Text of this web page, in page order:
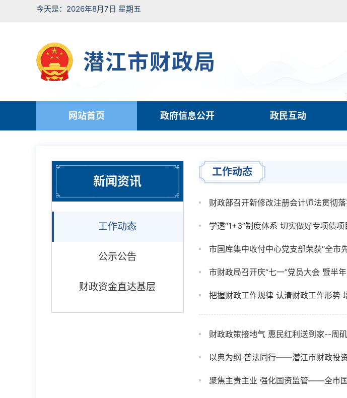
今天是：2026年8月7日 星期五
潜江市财政局
网站首页 政府信息公开 政民互动
新闻资讯
工作动态
公示公告
财政资金直达基层
工作动态
财政部召开新修改注册会计师法贯彻
学透“1+3”制度体系 切实做好专项债
市国库集中收付中心党支部荣获“全市
市财政局召开庆“七一”党员大会 暨半
把握财政工作规律 认清财政工作形势
财政政策接地气 惠民红利送到家--周
以典为纲 普法同行——潜江市财政投
聚焦主责主业 强化国资监管——全市